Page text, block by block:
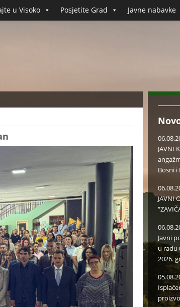
u Visoko Posjetite Grad Javne nabavke
JAVNI
Bosni i
JAVNI
Javni
u radu
2026.